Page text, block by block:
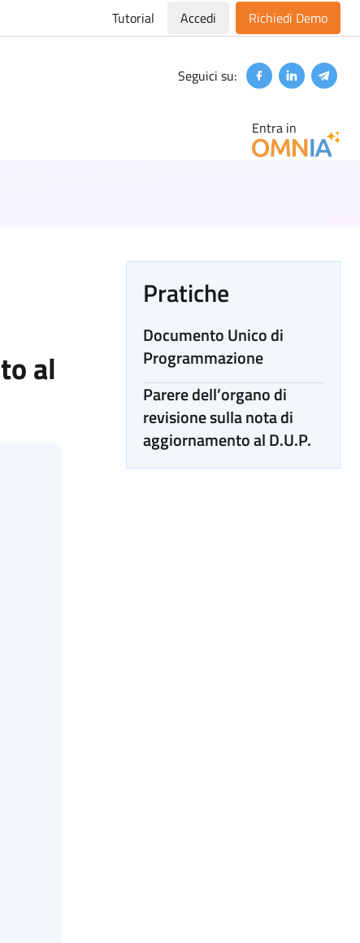
Tutorial Accedi Richiedi Demo
Seguici su: FacebookLinkedin
Entra in
al
Pratiche
Documento Unico di
Programmazione
Parere dell’organo di
revisione sulla nota di
aggiornamento al D.U.P.